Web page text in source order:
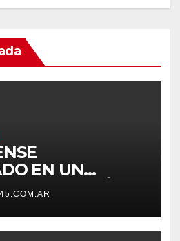
EN UN
TERMINÓ
Y VUELCO